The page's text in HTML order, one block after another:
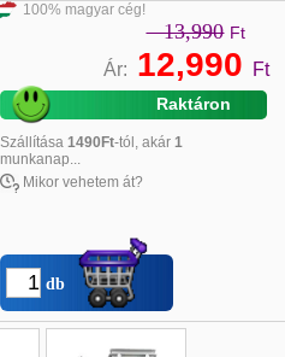
100% magyar cég!
13,990 Ft
Ár: 12,990 Ft
Raktáron
Szállítása1490Ft-tól, akár1
munkanap...
Mikor vehetem át?
db